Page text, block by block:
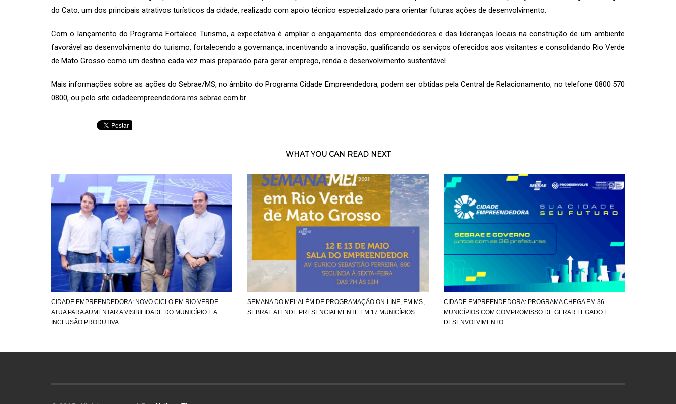
do Cato, um dos principais atrativos turísticos da cidade, realizado com apoio técnico especializado para orientar futuras ações de desenvolvimento.
Com o lançamento do Programa Fortalece Turismo, a expectativa é ampliar o engajamento dos empreendedores e das lideranças locais na construção de um ambiente
favorável ao desenvolvimento do turismo, fortalecendo a governança, incentivando a inovação, qualificando os serviços oferecidos aos visitantes e consolidando Rio Verde
de Mato Grosso como um destino cada vez mais preparado para gerar emprego, renda e desenvolvimento sustentável.
Mais informações sobre as ações do Sebrae/MS, no âmbito do Programa Cidade Empreendedora, podem ser obtidas pela Central de Relacionamento, no telefone 0800 570
0800, ou pelo site cidadeempreendedora.ms.sebrae.com.br
WHAT YOU CAN READ NEXT
CIDADE EMPREENDEDORA: NOVO CICLO EM RIO VERDE
ATUA PARA AUMENTAR A VISIBILIDADE DO MUNICÍPIO E A
INCLUSÃO PRODUTIVA
SEMANA DO MEI: ALÉM DE PROGRAMAÇÃO ON-LINE, EM MS,
SEBRAE ATENDE PRESENCIALMENTE EM 17 MUNICÍPIOS
CIDADE EMPREENDEDORA: PROGRAMA CHEGA EM 36
MUNICÍPIOS COM COMPROMISSO DE GERAR LEGADO E
DESENVOLVIMENTO